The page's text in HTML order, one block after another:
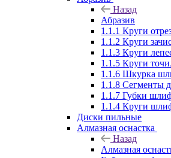
Назад
Абразив
1.1.1 Круги
1.1.2 Круги
1.1.3 Круги
1.1.5 Круги
1.1.6 Шкурка
1.1.8 Сегменты
1.1.7 Губки
1.1.4 Круги
Диски пильные
Алмазная оснастка
Назад
Алмазная